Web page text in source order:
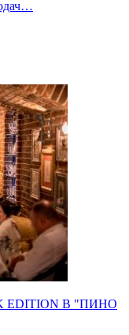
В "ПИНО